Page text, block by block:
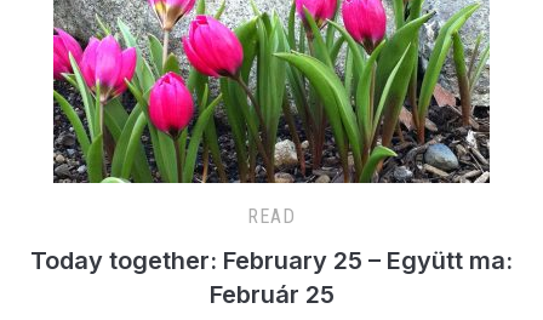
READ
Today together: February 25 – Együtt ma:
Február 25